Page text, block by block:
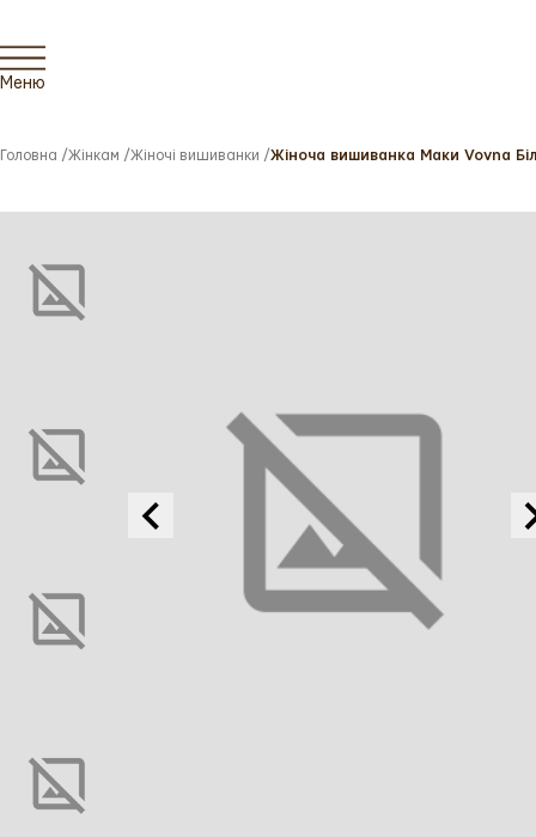
Меню
Головна /Жінкам /Жіночі вишиванки /Жіноча вишиванка Маки Vovna